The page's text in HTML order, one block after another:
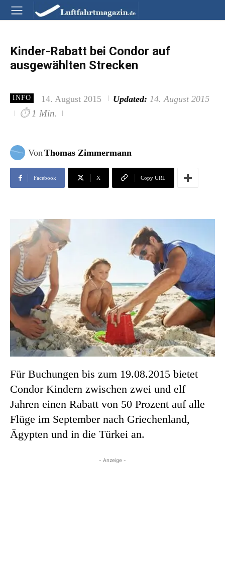
Kinder-Rabatt bei Condor auf
ausgewählten Strecken
INFO 14. August 2015 Updated: 14. August 2015
⏱ 1 Min.
VonThomas Zimmermann
Facebook X Copy URL
Für Buchungen bis zum 19.08.2015 bietet
Condor Kindern zwischen zwei und elf
Jahren einen Rabatt von 50 Prozent auf alle
Flüge im September nach Griechenland,
Ägypten und in die Türkei an.
- Anzeige -